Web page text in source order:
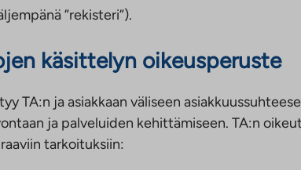
”rekisteri”).
käsittelyn oikeusperuste
TA:n ja asiakkaan väliseen
ja palveluiden kehittämiseen. TA:n
tarkoituksiin: